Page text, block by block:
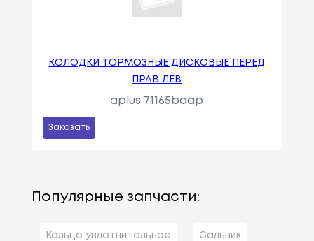
КОЛОДКИ ТОРМОЗНЫЕ ДИСКОВЫЕ ПЕРЕД
ПРАВ ЛЕВ
aplus 71165baap
Заказать
Популярные запчасти:
Кольцо уплотнительное Сальник